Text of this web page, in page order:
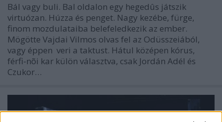
Bál vagy buli. Bal oldalon egy hegedûs játszik
virtuózan. Húzza és penget. Nagy kezébe, fürge,
finom mozdulataiba belefeledkezik az ember.
Mögötte Vajdai Vilmos olvas fel az Odüsszeiából,
vagy éppen veri a taktust. Hátul középen kórus,
férfi-nõi kar külön választva, csak Jordán Adél és
Czukor…